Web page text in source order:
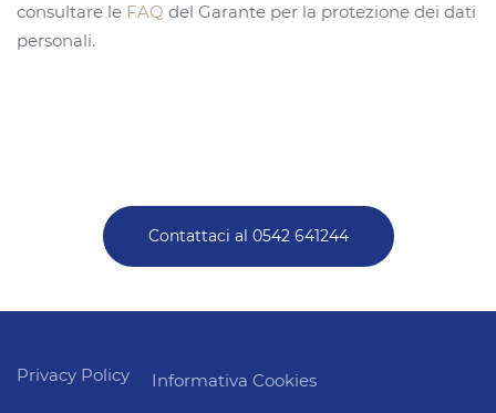
consultare le FAQ del Garante per la protezione dei dati
personali.
Contattaci al 0542 641244
Privacy Policy Informativa Cookies